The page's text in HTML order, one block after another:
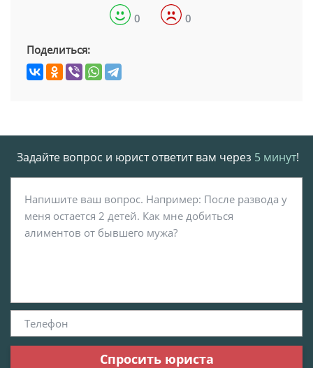
0 0
Поделиться:
Задайте вопрос и юрист ответит вам через 5 минут!
Спросить юриста